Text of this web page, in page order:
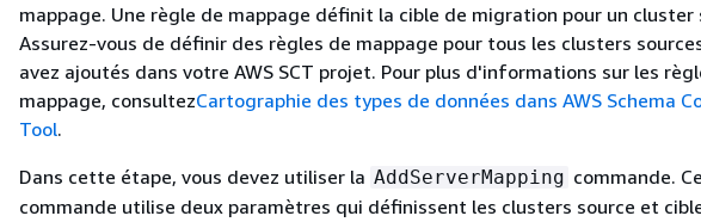
mappage. Une règle de mappage définit la cible de migration pour un cluster
Assurez-vous de définir des règles de mappage pour tous les clusters
avez ajoutés dans votre AWS SCT projet. Pour plus d'informations sur les
mappage, consultezCartographie des types de données dans AWS Schema
Tool.
Dans cette étape, vous devez utiliser la AddServerMapping commande.
commande utilise deux paramètres qui définissent les clusters source et